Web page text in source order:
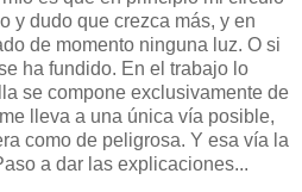
y dudo que crezca más, y en
de momento ninguna luz. O si
ha fundido. En el trabajo lo
se compone exclusivamente de
lleva a una única vía posible,
como de peligrosa. Y esa vía la
a dar las explicaciones...